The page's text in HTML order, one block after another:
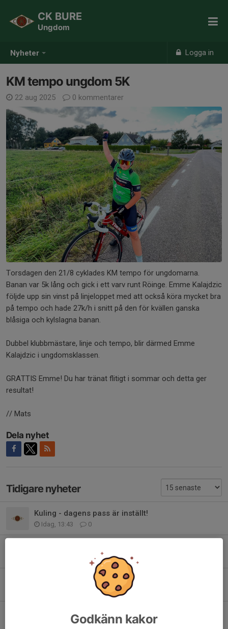
Nyheter Logga in
CK BURE
Ungdom
KM tempo ungdom 5K
22 aug 2025 0 kommentarer
Torsdagen den 21/8 cyklades KM tempo för ungdomarna.
Banan var 5k lång och gick i ett varv runt Röinge. Emme Kalajdzic
följde upp sin vinst på linjeloppet med att också köra mycket bra
på tempo och hade 27k/h i snitt på den för kvällen ganska
blåsiga och kylslagna banan.
Dubbel klubbmästare, linje och tempo, blir därmed Emme
Kalajdzic i ungdomsklassen.
GRATTIS Emme! Du har tränat flitigt i sommar och detta ger
resultat!
// Mats
Dela nyhet
Tidigare nyheter
Kuling - dagens pass är inställt!
Idag, 13:43 0
0
20 jul, 11:58 0
Godkänn kakor